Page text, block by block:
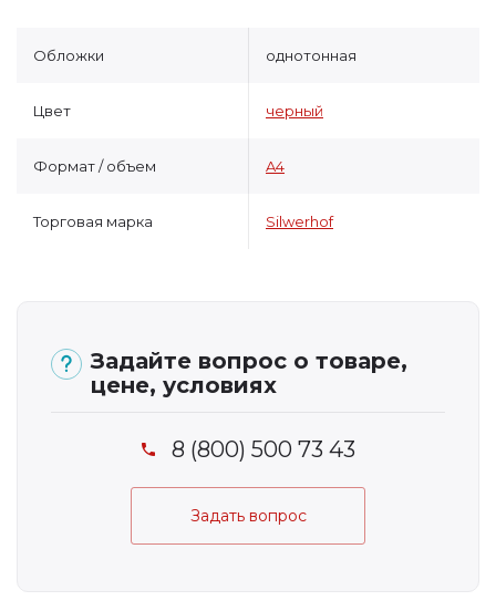
Обложки однотонная
Цвет черный
Формат / объем A4
Торговая марка Silwerhof
Задайте вопрос о товаре,
цене, условиях
8 (800) 500 73 43
Задать вопрос